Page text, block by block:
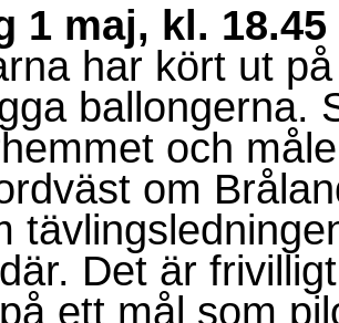
1 maj, kl. 18.45
har kört ut
ballongerna.
och
om
Det är
ett mål som